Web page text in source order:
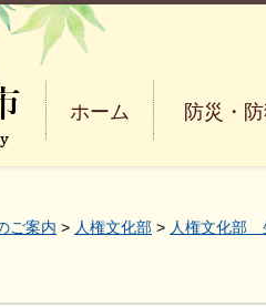
大阪府箕
ホーム 防災・
ご案内 > 人権文化部 > 人権文化部